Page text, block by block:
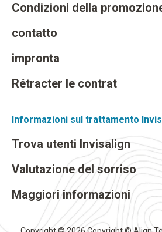
Condizioni della
contatto
impronta
Rétracter le contrat
Informazioni sul trattamento
Trova utenti Invisalign
Valutazione del sorriso
Maggiori informazioni